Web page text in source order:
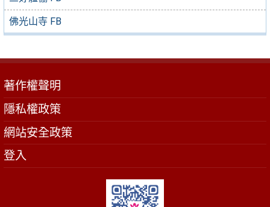
佛光山寺 FB
著作權聲明
隱私權政策
網站安全政策
登入